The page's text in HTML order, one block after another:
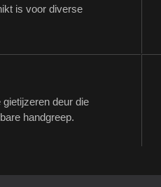
is voor diverse
deur die
handgreep.